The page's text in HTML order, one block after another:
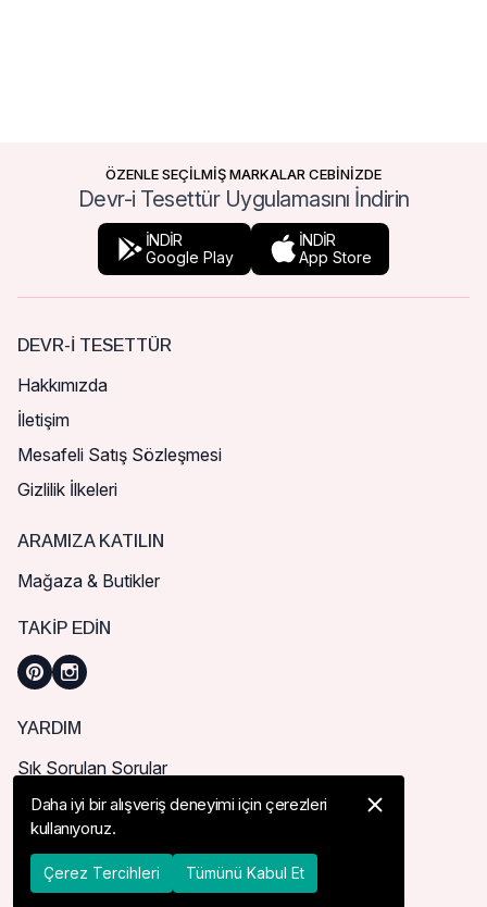
ÖZENLE SEÇİLMİŞ MARKALAR CEBİNİZDE
Devr-i Tesettür Uygulamasını İndirin
İNDİR
Google Play
İNDİR
App Store
DEVR-I TESETTÜR
Hakkımızda
İletişim
Mesafeli Satış Sözleşmesi
Gizlilik İlkeleri
ARAMIZA KATILIN
Mağaza & Butikler
TAKIP EDIN
YARDIM
Sık Sorulan Sorular
Nasıl Sipariş Verebilirim?
Kargo ve Teslimat
İade, İptal ve Değişim
Daha iyi bir alışveriş deneyimi için çerezleri
kullanıyoruz.
Çerez Tercihleri Tümünü Kabul Et